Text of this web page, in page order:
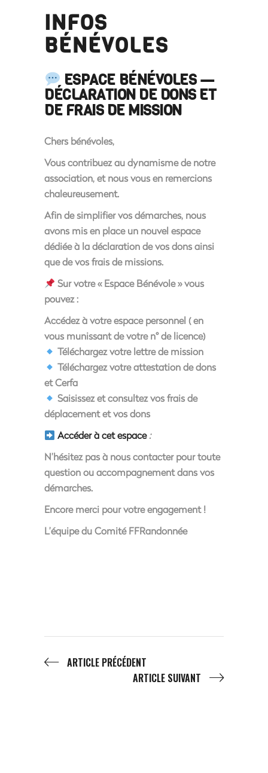
INFOS
BÉNÉVOLES
ESPACE BÉNÉVOLES —
DÉCLARATION DE DONS ET
DE FRAIS DE MISSION
Chers bénévoles,
Vous contribuez au dynamisme de notre
association, et nous vous en remercions
chaleureusement.
Afin de simplifier vos démarches, nous
avons mis en place un nouvel espace
dédiée à ladéclaration de vos donsainsi
que de vosfrais de missions.
Sur votre « Espace Bénévole » vous
pouvez :
Accédez à votre espace personnel ( en
vous munissant de votre n° de licence)
Téléchargez votre lettre de mission
Téléchargez votre attestation de dons
et Cerfa
Saisissez et consultez vos frais de
déplacement et vos dons
Accéder à cet espace:
N’hésitez pas à nous contacter pour toute
question ou accompagnement dans vos
démarches.
Encore merci pour votre engagement !
L’équipe du Comité FFRandonnée
ARTICLE PRÉCÉDENT
ARTICLE SUIVANT